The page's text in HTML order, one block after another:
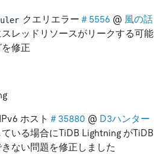
クエリエラー ＃5556 @ 風の話
レッドリソースがリークする可能
修正
ホスト ＃35880 @ D3ハンター
いる場合にTiDB Lightning がTiDB
ない問題を修正しました